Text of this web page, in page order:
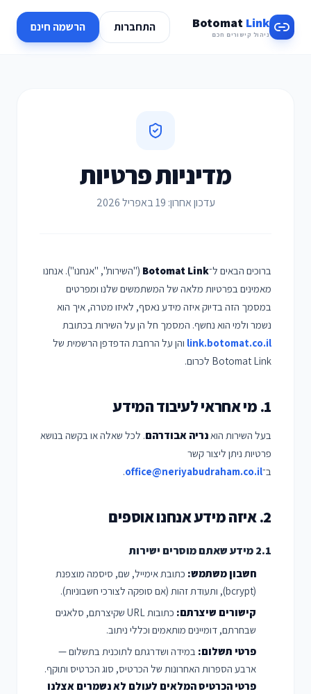
Botomat Link
ניהול קישורים חכם
התחברות הרשמה חינם
מדיניות פרטיות
עדכון אחרון: 19 באפריל 2026
ברוכים הבאים ל־Botomat Link ("השירות", "אנחנו"). אנחנו
מאמינים בפרטיות מלאה של המשתמשים שלנו ומפרטים
במסמך הזה בדיוק איזה מידע נאסף, לאיזו מטרה, איך הוא
נשמר ולמי הוא נחשף. המסמך חל הן על השירות בכתובת
link.botomat.co.il והן על הרחבת הדפדפן הרשמית של
Botomat Link לכרום.
1. מי אחראי לעיבוד המידע
בעל השירות הואנריה אבודרהם. לכל שאלה או בקשה בנושא
פרטיות ניתן ליצור קשר
ב־office@neriyabudraham.co.il
.
2. איזה מידע אנחנו אוספים
2.1 מידע שאתם מוסרים ישירות
חשבון משתמש: כתובת אימייל, שם, סיסמה מוצפנת
(bcrypt), ותעודת זהות (אם סופקה לצורכי חשבוניות).
קישורים שיצרתם:
כתובות URL שקיצרתם, סלאגים
שבחרתם, דומיינים מותאמים וכללי ניתוב.
פרטי תשלום: במידה ושדרגתם לתוכנית בתשלום —
ארבע הספרות האחרונות של הכרטיס, סוג הכרטיס ותוקף.
פרטי הכרטיס המלאים לעולם לא נשמרים אצלנו